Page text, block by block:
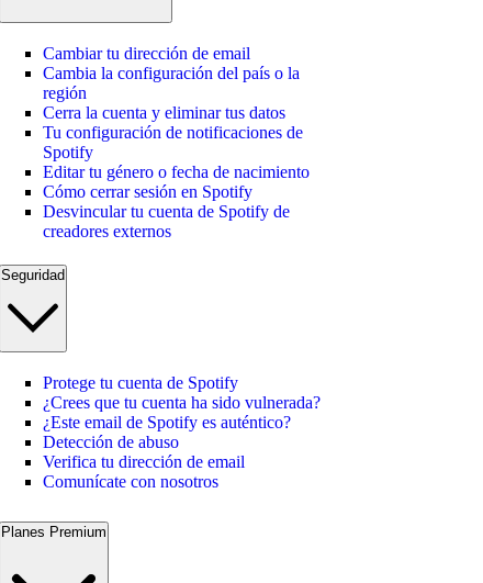
Cambiar tu dirección de email
Cambia la configuración del país o la
región
Cerra la cuenta y eliminar tus datos
Tu configuración de notificaciones de
Spotify
Editar tu género o fecha de nacimiento
Cómo cerrar sesión en Spotify
Desvincular tu cuenta de Spotify de
creadores externos
Seguridad
Protege tu cuenta de Spotify
¿Crees que tu cuenta ha sido vulnerada?
¿Este email de Spotify es auténtico?
Detección de abuso
Verifica tu dirección de email
Comunícate con nosotros
Planes Premium